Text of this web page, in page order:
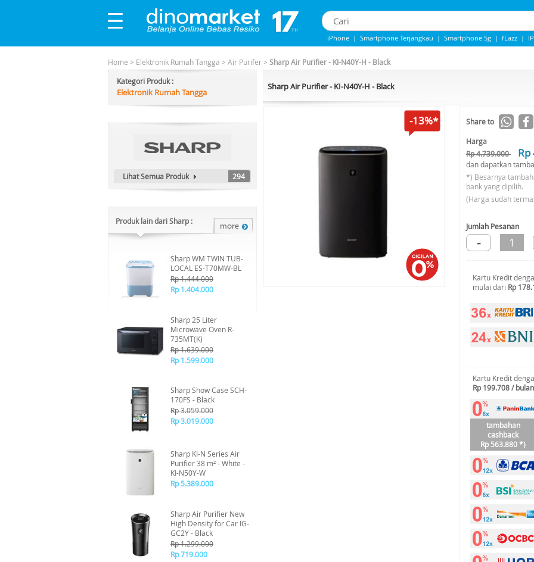
iPhone | Smartphone Terjangkau | Smartphone 5g | fLazz |
Home > Elektronik Rumah Tangga > Air Purifer> Sharp Air Purifier - KI-N40Y-H - Black
Kategori Produk :
Elektronik Rumah Tangga
Lihat Semua Produk 294
Produk lain dari Sharp :
Sharp WM TWIN TUB-
LOCAL ES-T70MW-BL
Rp 1.444.000
Rp 1.404.000
Sharp 25 Liter
Microwave Oven R-
735MT(K)
Rp 1.639.000
Rp 1.599.000
Sharp Show Case SCH-
170FS - Black
Rp 3.059.000
Rp 3.019.000
Sharp KI-N Series Air
Purifier 38 m² - White -
KI-N50Y-W
Rp 5.389.000
Sharp Air Purifier New
High Density for Car IG-
GC2Y - Black
Rp 1.299.000
Rp 719.000
Sharp Air Purifier - KI-N40Y-H - Black
-13%* Share to
Harga
Rp 4.739.000
dan dapatkan
*) Besarnya
bank yang dipilih.
(Harga sudah
Jumlah Pesanan
- 1
Kartu Kredit
mulai dari Rp
Kartu Kredit
Rp 199.708 / bulan
tambahan
cashback
Rp 563.880 *)